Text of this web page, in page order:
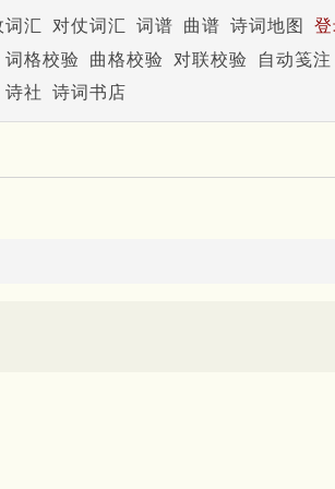
词汇 对仗词汇 词谱 曲谱 诗词地图
词格校验 曲格校验 对联校验
自动笺注
诗社 诗词书店